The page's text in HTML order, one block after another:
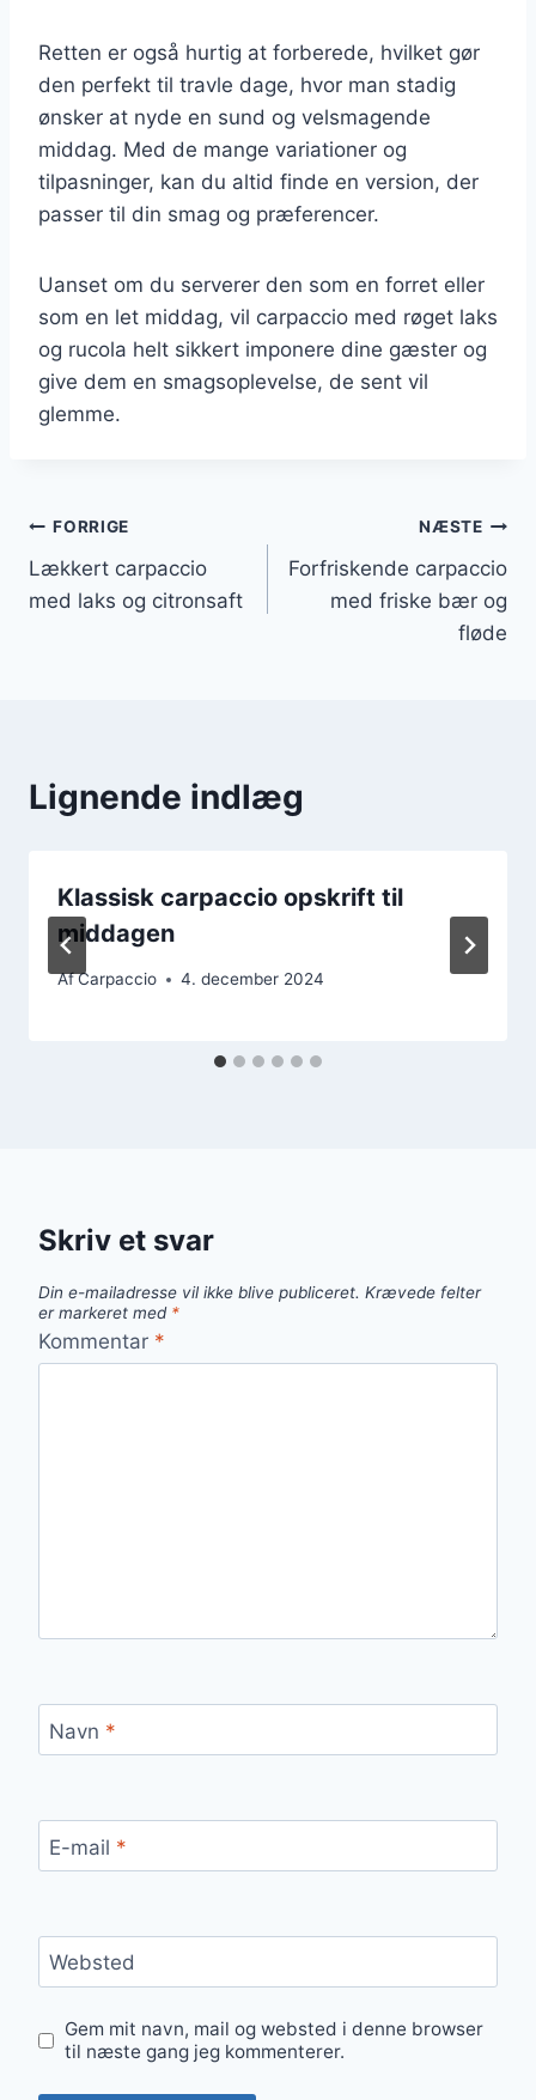
Retten er også hurtig at forberede, hvilket gør
den perfekt til travle dage, hvor man stadig
ønsker at nyde en sund og velsmagende
middag. Med de mange variationer og
tilpasninger, kan du altid finde en version, der
passer til din smag og præferencer.
Uanset om du serverer den som en forret eller
som en let middag, vil carpaccio med røget laks
og rucola helt sikkert imponere dine gæster og
give dem en smagsoplevelse, de sent vil
glemme.
Indlægsnavigation
FORRIGE
Lækkert carpaccio
med laks og citronsaft
NÆSTE
Forfriskende carpaccio
med friske bær og
fløde
Lignende indlæg
Klassisk carpaccio opskrift til
middagen
AfCarpaccio 4. december 2024
Skriv et svar
Din e-mailadresse vil ikke blive publiceret. Krævede felter
er markeret med *
Kommentar *
Navn *
E-mail *
Websted
Gem mit navn, mail og websted i denne browser
til næste gang jeg kommenterer.